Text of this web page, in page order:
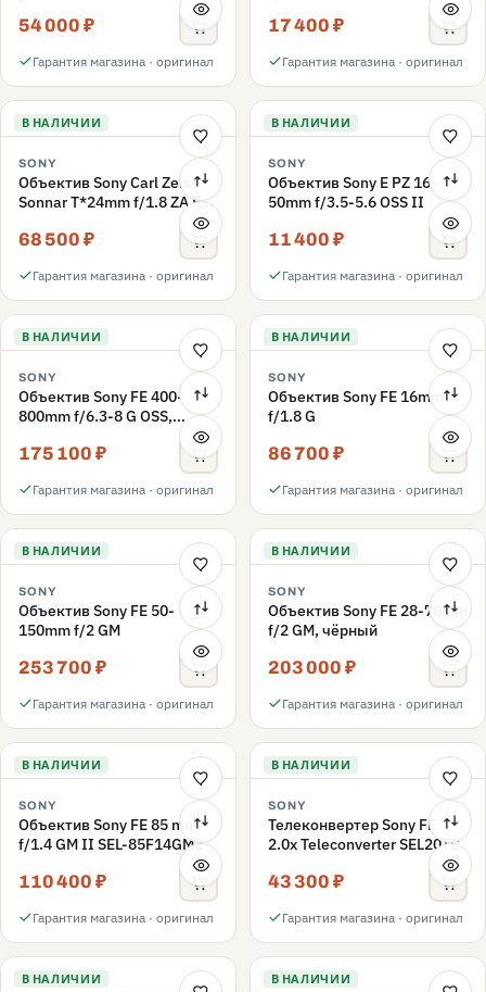
54 000 ₽
Гарантия магазина · оригинал
17 400 ₽
Гарантия магазина · оригинал
В НАЛИЧИИ
SONY
Объектив Sony Carl Zeiss
Sonnar T*24mm f/1.8 ZA E
68 500 ₽
Гарантия магазина · оригинал
В НАЛИЧИИ
SONY
Объектив Sony E PZ 16-
50mm f/3.5-5.6 OSS II
11 400 ₽
Гарантия магазина · оригинал
В НАЛИЧИИ
SONY
Объектив Sony FE 400-
800mm f/6.3-8 G OSS,
175 100 ₽
Гарантия магазина · оригинал
В НАЛИЧИИ
SONY
Объектив Sony FE 16mm
f/1.8 G
86 700 ₽
Гарантия магазина · оригинал
В НАЛИЧИИ
SONY
Объектив Sony FE 50-
150mm f/2 GM
253 700 ₽
Гарантия магазина · оригинал
В НАЛИЧИИ
SONY
Объектив Sony FE 28-70mm
f/2 GM, чёрный
203 000 ₽
Гарантия магазина · оригинал
В НАЛИЧИИ
SONY
Объектив Sony FE 85 mm
f/1.4 GM II SEL-85F14GM2
110 400 ₽
Гарантия магазина · оригинал
В НАЛИЧИИ
SONY
Телеконвертер Sony FE
2.0x Teleconverter SEL20TC
43 300 ₽
Гарантия магазина · оригинал
В НАЛИЧИИ В НАЛИЧИИ